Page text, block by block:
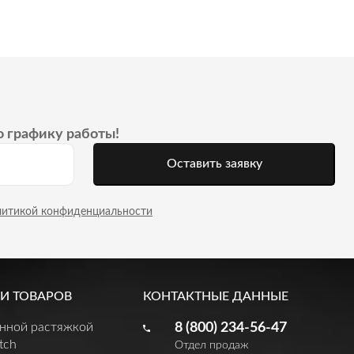
графику работы!
Оставить заявку
конфиденциальности
ТОВАРОВ
растяжкой
КОНТАКТНЫЕ ДАННЫЕ
8 (800) 234-56-47
Отдел продаж